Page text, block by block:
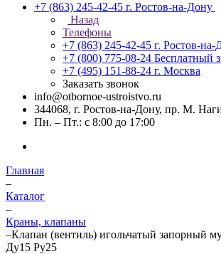
+7 (863) 245-42-45 г. Ростов-на-Дону
Назад
Телефоны
+7 (863) 245-42-45 г. Ростов-на-
+7 (800) 775-08-24 Бесплатный
+7 (495) 151-88-24 г. Москва
Заказать звонок
info@otbornoe-ustroistvo.ru
344068, г. Ростов-на-Дону, пр. М.
Пн. – Пт.: с 8:00 до 17:00
Главная
–
Каталог
–
Краны, клапаны
–Клапан (вентиль) игольчатый запорный
Ду15 Ру25